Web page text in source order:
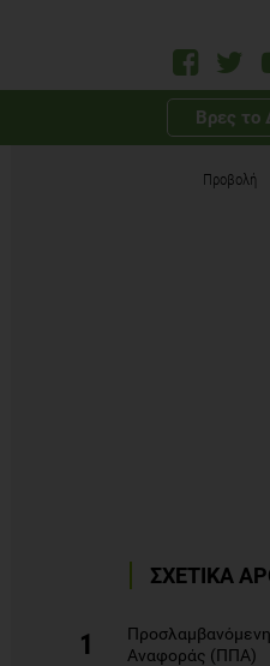
Βρες το
Προβολή
ΣΧΕΤΙΚΑ
1
Αναφοράς (ΠΠΑ)